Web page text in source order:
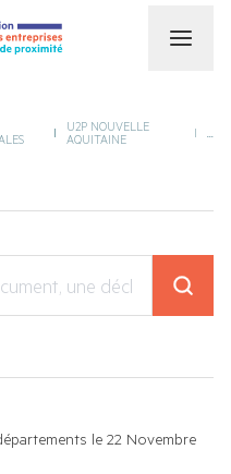
INSTANCES
ACTIVITÉS DE
U2P NOUVELLE
AQUITAINE
...
le 22 Novembre